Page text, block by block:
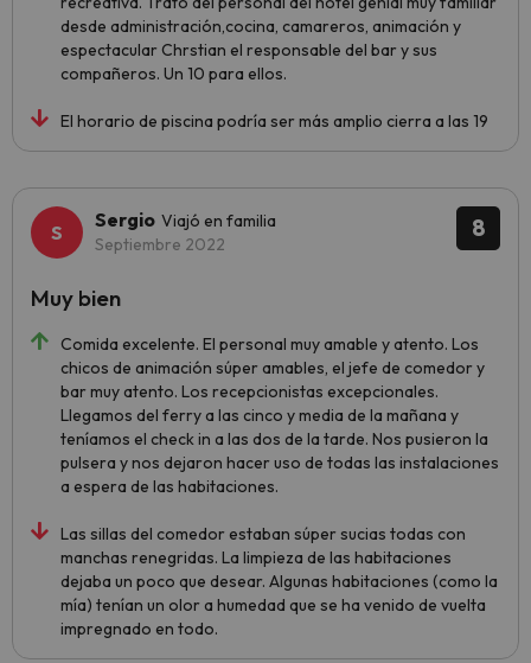
desde administración,cocina, camareros, animación y
espectacular Chrstian el responsable del bar y sus
compañeros. Un 10 para ellos.
El horario de piscina podría ser más amplio cierra a las 19
8
Sergio Viajó en familia
Septiembre 2022
Comida excelente. El personal muy amable y atento. Los
chicos de animación súper amables, el jefe de comedor y
bar muy atento. Los recepcionistas excepcionales.
Llegamos del ferry a las cinco y media de la mañana y
teníamos el check in a las dos de la tarde. Nos pusieron la
pulsera y nos dejaron hacer uso de todas las instalaciones
a espera de las habitaciones.
Las sillas del comedor estaban súper sucias todas con
manchas renegridas. La limpieza de las habitaciones
dejaba un poco que desear. Algunas habitaciones (como la
mía) tenían un olor a humedad que se ha venido de vuelta
impregnado en todo.
Muy bien